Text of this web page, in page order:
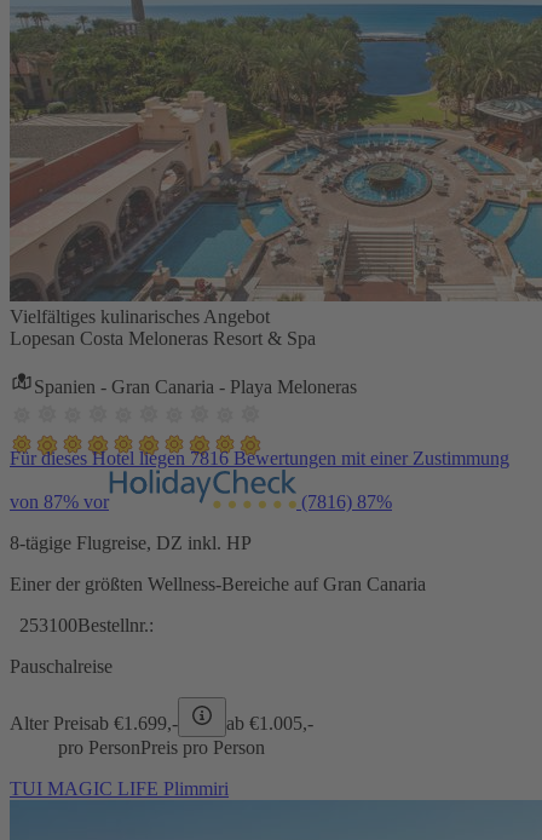
Vielfältiges kulinarisches Angebot
Lopesan Costa Meloneras Resort & Spa
Spanien - Gran Canaria - Playa Meloneras
Für dieses Hotel liegen 7816 Bewertungen mit einer Zustimmung
von 87% vor (7816) 87%
8-tägige Flugreise, DZ inkl. HP
Einer der größten Wellness-Bereiche auf Gran Canaria
253100Bestellnr.:
Pauschalreise
Alter Preisab €1.699,- ab €1.005,-
pro PersonPreis pro Person
TUI MAGIC LIFE Plimmiri